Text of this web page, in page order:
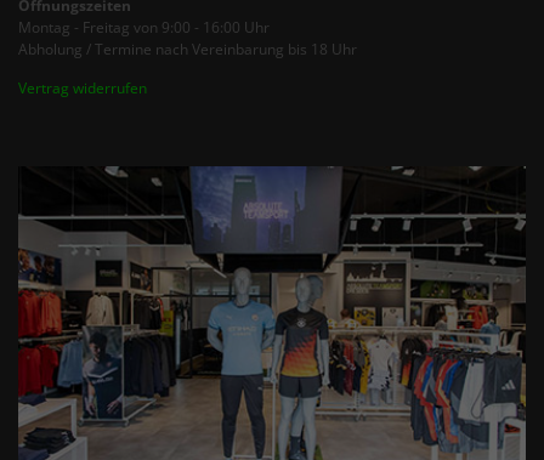
Öffnungszeiten
Montag - Freitag von 9:00 - 16:00 Uhr
Abholung / Termine nach Vereinbarung bis 18 Uhr
Vertrag widerrufen